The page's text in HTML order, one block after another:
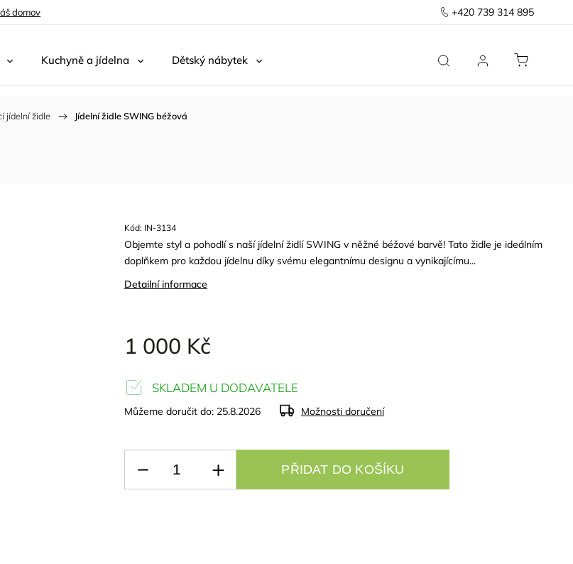
+420 739 314 895
domov
Kuchyně a jídelna Dětský nábytek Předsíň
jídelní židle / Jídelní židle SWING béžová
1 000 Kč
Kód: IN-3134
Objemte styl a pohodlí s naší jídelní židlí SWING v něžné béžové barvě! Tato židle je ideálním
doplňkem pro každou jídelnu díky svému elegantnímu designu a vynikajícímu...
Detailní informace
SKLADEM U DODAVATELE
Můžeme doručit do: 25.8.2026 Možnosti doručení
PŘIDAT DO KOŠÍKU